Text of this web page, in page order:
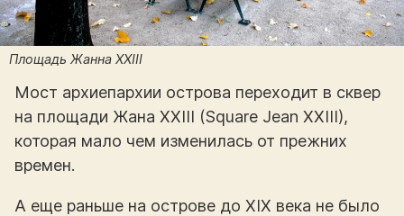
Площадь Жанна XXIII
Мост архиепархии острова переходит в сквер
на площади Жана XXIII (Square Jean XXIII),
которая мало чем изменилась от прежних
времен.
А еще раньше на острове до XIX века не было